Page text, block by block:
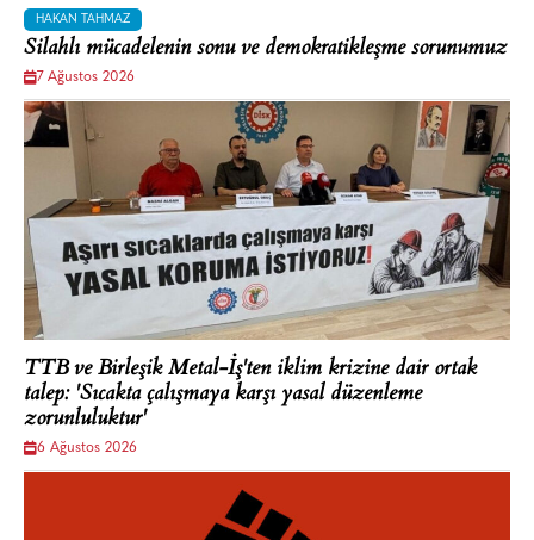
HAKAN TAHMAZ
Silahlı mücadelenin sonu ve demokratikleşme sorunumuz
7 Ağustos 2026
TTB ve Birleşik Metal-İş'ten iklim krizine dair ortak
talep: 'Sıcakta çalışmaya karşı yasal düzenleme
zorunluluktur'
6 Ağustos 2026